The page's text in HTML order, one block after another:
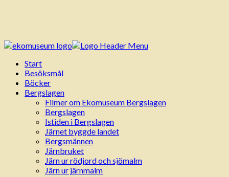
Start
Besöksmål
Böcker
Bergslagen
Filmer om Ekomuseum Bergslagen
Bergslagen
Istiden i Bergslagen
Järnet byggde landet
Bergsmännen
Järnbruket
Järn ur rödjord och sjömalm
Järn ur järnmalm